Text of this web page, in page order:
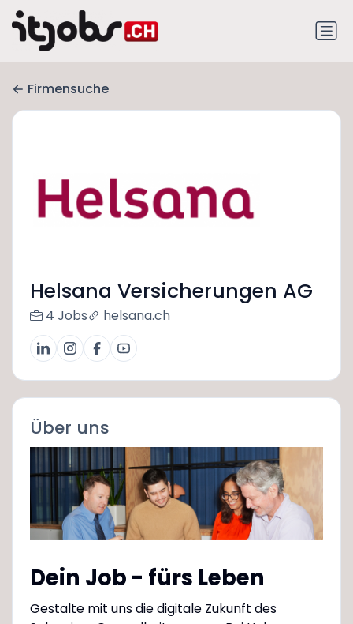
Firmensuche
Helsana Versicherungen AG
4 Jobs helsana.ch
Über uns
Dein Job - fürs Leben
Gestalte mit uns die digitale Zukunft des